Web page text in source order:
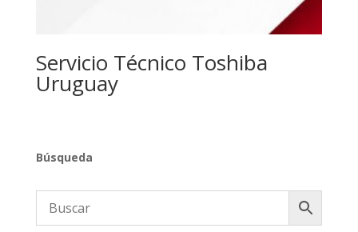
Servicio Técnico Toshiba
Uruguay
Búsqueda